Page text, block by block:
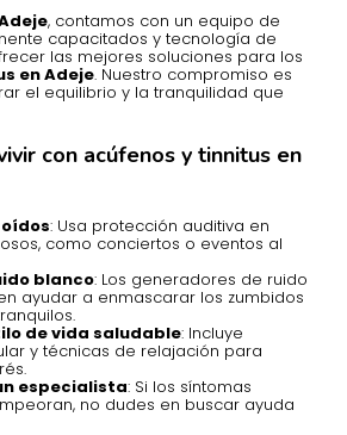
, contamos con un equipo de
capacitados y tecnología de
las mejores soluciones para los
en Adeje. Nuestro compromiso es
el equilibrio y la tranquilidad que
con acúfenos y tinnitus en
: Usa protección auditiva en
como conciertos o eventos al
blanco: Los generadores de ruido
ayudar a enmascarar los zumbidos
de vida saludable: Incluye
y técnicas de relajación para
especialista: Si los síntomas
no dudes en buscar ayuda